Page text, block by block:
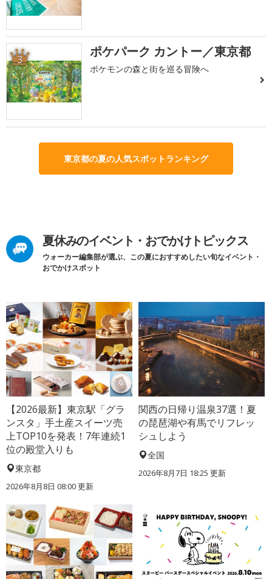
3 ポケパーク カントー／東京都
ポケモンの森と街を巡る冒険へ
東京都の夏の人気スポットランキング
夏休みのイベント・おでかけトピックス
ウォーカー編集部が選ぶ、この夏におすすめしたい旬なイベント・
おでかけスポット
【2026最新】東京駅「グラ
ンスタ」手土産スイーツ売
上TOP10を発表！7年連続1
位の殿堂入りも
東京都
2026年8月8日 08:00更新
関西の日帰り温泉37選！夏
の琵琶湖や有馬でリフレッ
シュしよう
全国
2026年8月7日 18:25 更新